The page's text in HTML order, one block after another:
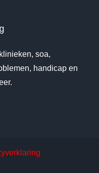
soa,
handicap en